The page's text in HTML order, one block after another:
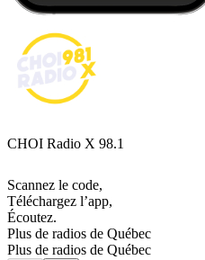
CHOI Radio X 98.1
Scannez le code,
Téléchargez l’app,
Écoutez.
Plus de radios de Québec
Plus de radios de Québec